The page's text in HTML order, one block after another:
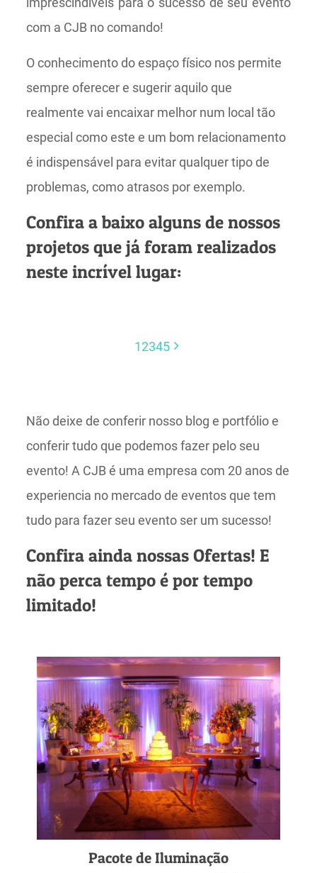
com a CJB no comando!
O conhecimento do espaço físico nos permite
sempre oferecer e sugerir aquilo que
realmente vai encaixar melhor num local tão
especial como este e um bom relacionamento
é indispensável para evitar qualquer tipo de
problemas, como atrasos por exemplo.
Confira a baixo alguns de nossos
projetos que já foram realizados
neste incrível lugar:
12345
Não deixe de conferir nosso blog e portfólio e
conferir tudo que podemos fazer pelo seu
evento! A CJB é uma empresa com 20 anos de
experiencia no mercado de eventos que tem
tudo para fazer seu evento ser um sucesso!
Confira ainda nossas Ofertas! E
não perca tempo é por tempo
limitado!
Pacote de Iluminação